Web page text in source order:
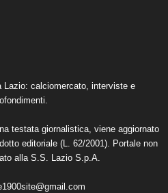
calciomercato, interviste e
testata giornalistica, viene aggiornato
editoriale (L. 62/2001). Portale non
alla S.S. Lazio S.p.A.